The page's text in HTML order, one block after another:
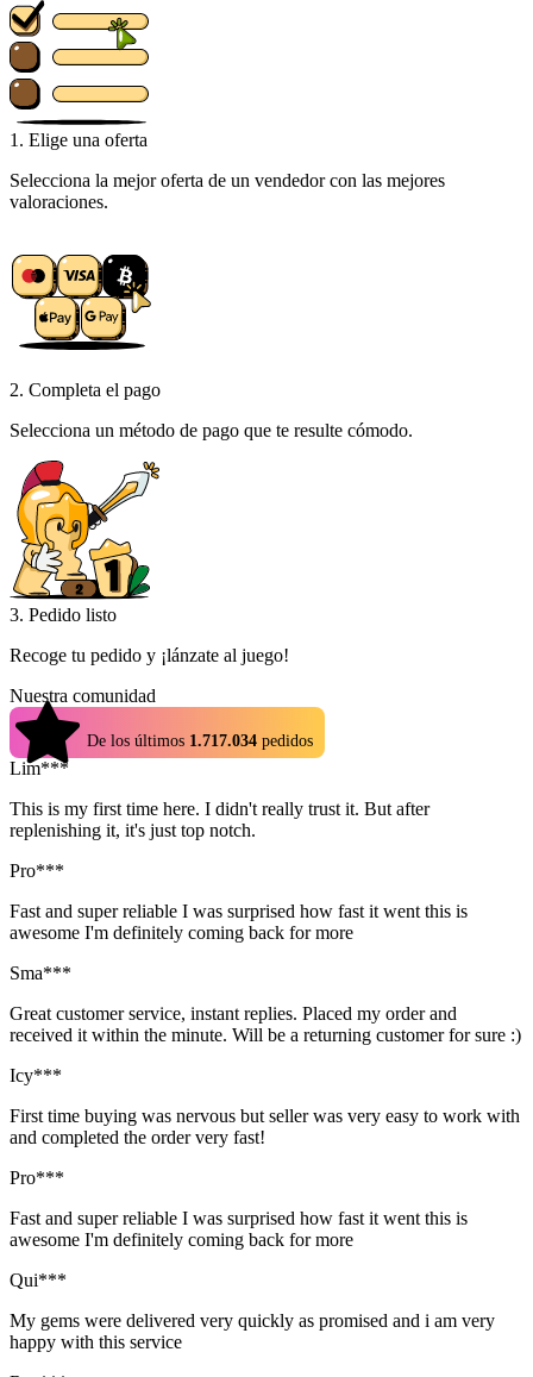
1. Elige una oferta
Selecciona la mejor oferta de un vendedor con las mejores
valoraciones.
2. Completa el pago
Selecciona un método de pago que te resulte cómodo.
3. Pedido listo
Recoge tu pedido y ¡lánzate al juego!
Nuestra comunidad
De los últimos 1.717.034 pedidos
Lim***
This is my first time here. I didn't really trust it. But after
replenishing it, it's just top notch.
Pro***
Fast and super reliable I was surprised how fast it went this is
awesome I'm definitely coming back for more
Sma***
Great customer service, instant replies. Placed my order and
received it within the minute. Will be a returning customer for sure :)
Icy***
First time buying was nervous but seller was very easy to work with
and completed the order very fast!
Pro***
Fast and super reliable I was surprised how fast it went this is
awesome I'm definitely coming back for more
Qui***
My gems were delivered very quickly as promised and i am very
happy with this service